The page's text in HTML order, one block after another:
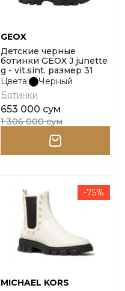
GEOX
Детские черные
ботинки GEOX J junette
g - vit.sint. размер 31
Цвета:
Черный
Ботинки
653 000 сум
1 306 000 сум
-75%
MICHAEL KORS